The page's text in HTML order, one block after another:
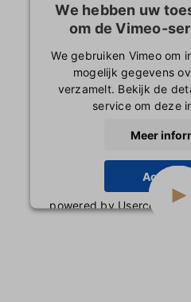
We hebben uw
om de Vimeo-
We gebruiken Vimeo om
mogelijk gegevens
verzamelt. Bekijk de
service om deze
Meer
powered byUsercentrics